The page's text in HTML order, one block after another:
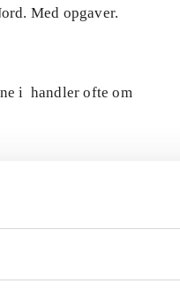
Med opgaver.
i handler ofte om